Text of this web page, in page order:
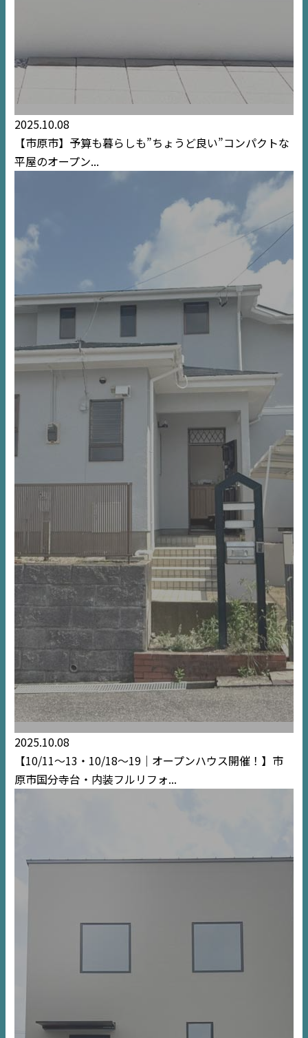
2025.10.08
【市原市】予算も暮らしも”ちょうど良い”コンパクトな
平屋のオープン...
2025.10.08
【10/11～13・10/18〜19｜オープンハウス開催！】市
原市国分寺台・内装フルリフォ...